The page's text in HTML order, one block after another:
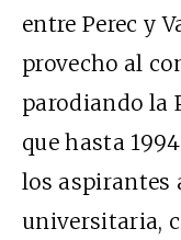
entre Perec y
provecho al
parodiando la
que hasta
los aspirantes
universitaria,